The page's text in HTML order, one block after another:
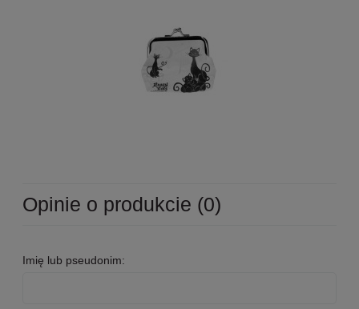
Opinie o produkcie (0)
Imię lub pseudonim: